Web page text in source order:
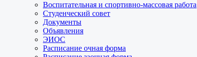
Воспитательная и спортивно-массовая работа
Студенческий совет
Документы
Объявления
ЭИОС
Расписание очная форма